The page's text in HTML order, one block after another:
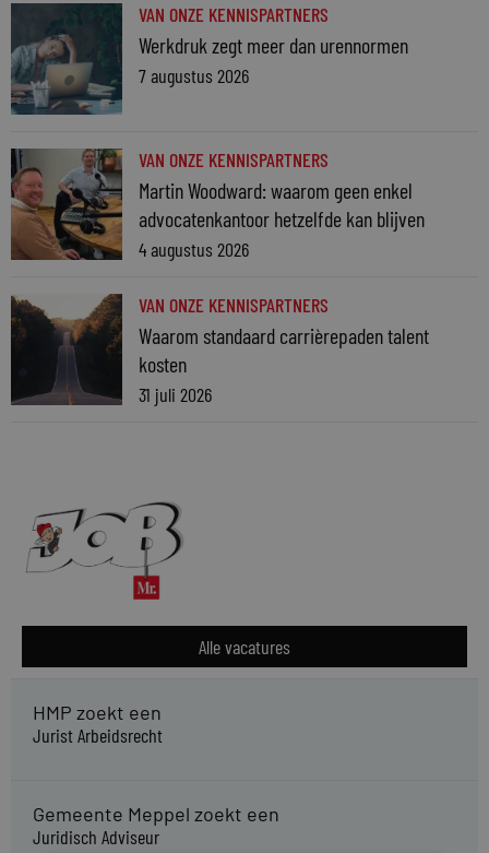
VAN ONZE KENNISPARTNERS
Werkdruk zegt meer dan urennormen
7 augustus 2026
VAN ONZE KENNISPARTNERS
Martin Woodward: waarom geen enkel
advocatenkantoor hetzelfde kan blijven
4 augustus 2026
VAN ONZE KENNISPARTNERS
Waarom standaard carrièrepaden talent
kosten
31 juli 2026
Alle vacatures
HMP zoekt een
Jurist Arbeidsrecht
Gemeente Meppel zoekt een
Juridisch Adviseur